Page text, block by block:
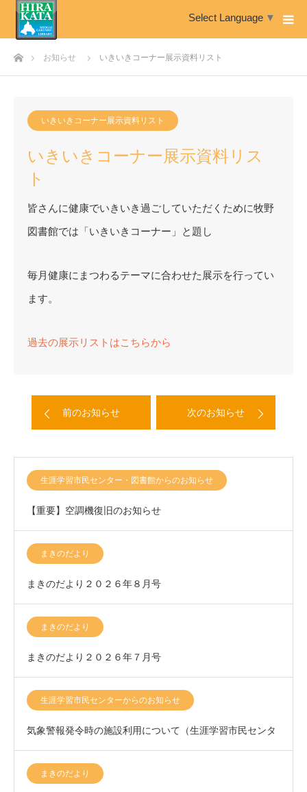
Select Language ▼
ホームお知らせ いきいきコーナー展示資料リスト
いきいきコーナー展示資料リスト
いきいきコーナー展示資料リス
ト
皆さんに健康でいきいき過ごしていただくために牧野
図書館では「いきいきコーナー」と題し
毎月健康にまつわるテーマに合わせた展示を行ってい
ます。
過去の展示リストはこちらから
前のお知らせ 次のお知らせ
生涯学習市民センター・図書館からのお知らせ
【重要】空調機復旧のお知らせ
まきのだより
まきのだより２０２６年８月号
まきのだより
まきのだより２０２６年７月号
生涯学習市民センターからのお知らせ
気象警報発令時の施設利用について（生涯学習市民センタ
ー）まきのだより